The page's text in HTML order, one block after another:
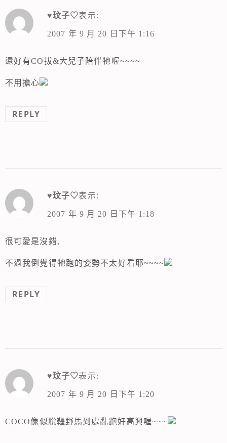
♥玟子♡表示:
2007 年 9 月 20 日下午 1:16
還好有CO拔&大兒子陪伴牠喔~~~~
不用擔心
REPLY
♥玟子♡表示:
2007 年 9 月 20 日下午 1:18
很可愛是沒錯,
不過我倒覺得牠跑的姿勢不太好看耶~~~~
REPLY
♥玟子♡表示:
2007 年 9 月 20 日下午 1:20
COCO像似脫韁野馬到處亂跑好高興喔~~~